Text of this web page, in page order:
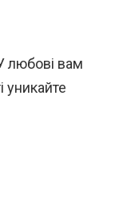
любові вам
уникайте